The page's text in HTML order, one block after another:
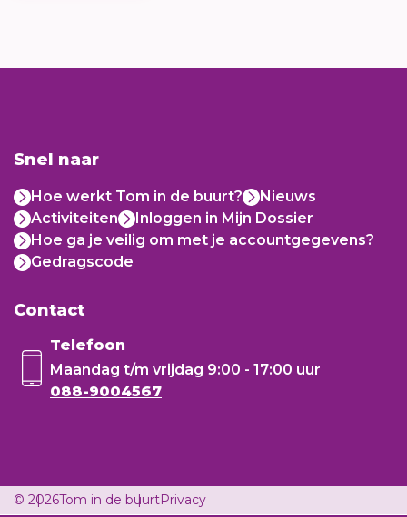
Snel naar
Hoe werkt Tom in de buurt?
Nieuws
Activiteiten
Inloggen in Mijn Dossier
Hoe ga je veilig om met je accountgegevens?
Gedragscode
Contact
Telefoon
Maandag t/m vrijdag 9:00 - 17:00 uur
088-9004567
© 2026Tom in de buurtPrivacy